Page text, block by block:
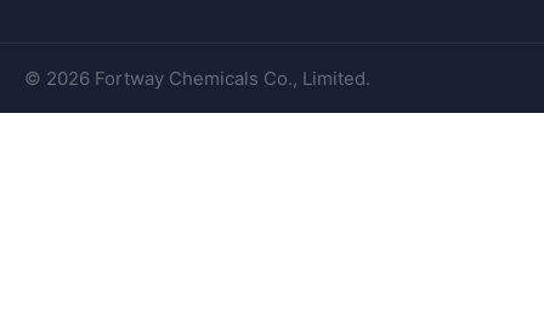
© 2026 Fortway Chemicals Co., Limited.